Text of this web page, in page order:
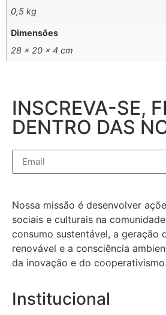
0,5 kg
Dimensões
28 × 20 × 4 cm
INSCREVA-SE,
DENTRO DAS
Nossa missão é desenvolver
sociais e culturais na
consumo sustentável, a geração
renovável e a consciência
da inovação e do cooperativismo.
Institucional